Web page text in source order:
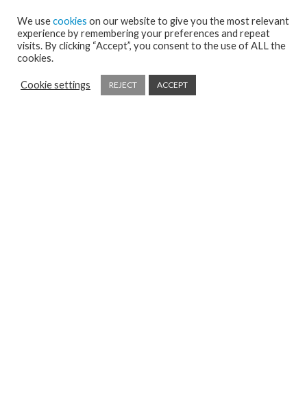
We usecookies on our website to give you the most relevant
experience by remembering your preferences and repeat
visits. By clicking “Accept”, you consent to the use of ALL the
cookies.
Cookie settings REJECT ACCEPT